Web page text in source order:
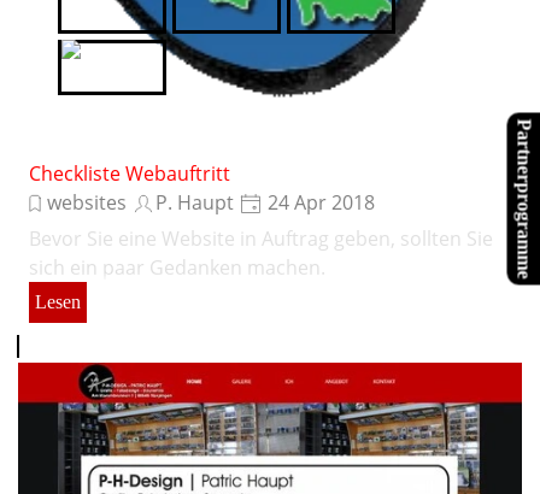
Partnerprogramme
Checkliste Webauftritt
websites
P. Haupt
24 Apr 2018
Bevor Sie eine Website in Auftrag geben, sollten Sie
sich ein paar Gedanken machen.
Lesen
Tubefittings.eu Verwoehnwochenende.de
Website X5